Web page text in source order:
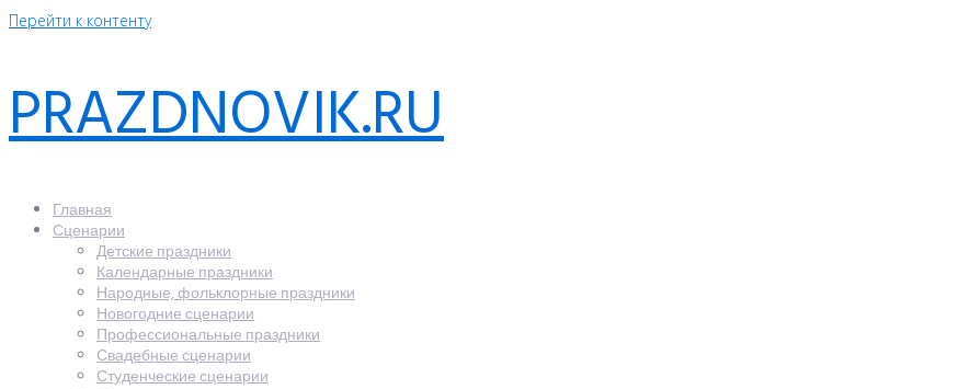
Перейти к контенту
PRAZDNOVIK.RU
Главная
Сценарии
Детские праздники
Календарные праздники
Народные, фольклорные праздники
Новогодние сценарии
Профессиональные праздники
Свадебные сценарии
Студенческие сценарии